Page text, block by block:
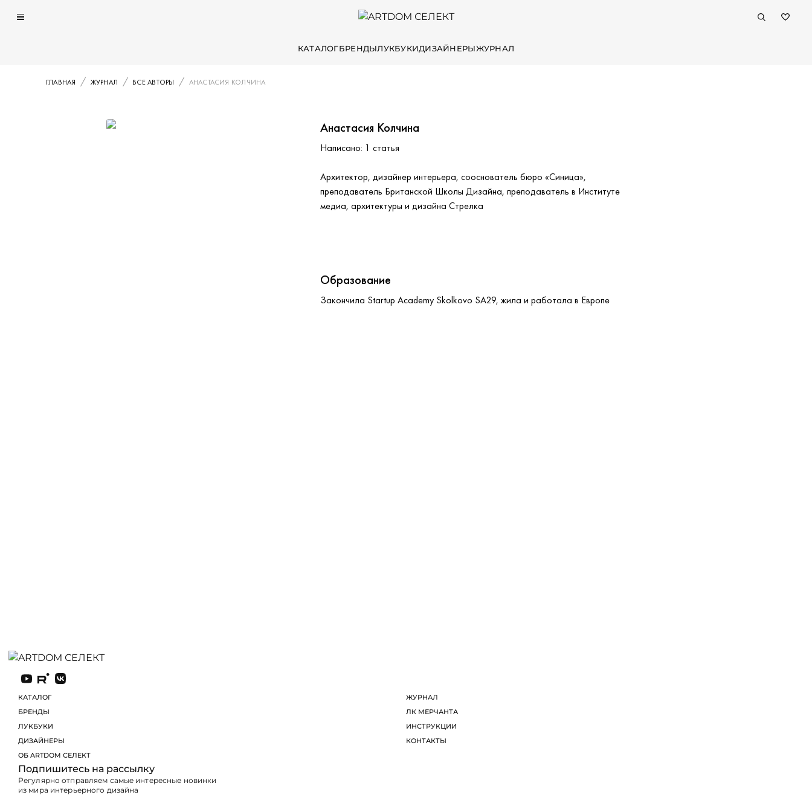
КАТАЛОГБРЕНДЫЛУКБУКИДИЗАЙНЕРЫЖУРНАЛ
ГЛАВНАЯ ЖУРНАЛ ВСЕ АВТОРЫ АНАСТАСИЯ КОЛЧИНА
Анастасия Колчина
Написано: 1 статья
Архитектор, дизайнер интерьера, сооснователь бюро «Синица»,
преподаватель Британской Школы Дизайна, преподаватель в Институте
медиа, архитектуры и дизайна Стрелка
Образование
Закончила Startup Academy Skolkovo SA29, жила и работала в Европе
КАТАЛОГ
БРЕНДЫ
ЛУКБУКИ
ДИЗАЙНЕРЫ
ОБ ARTDOM СЕЛЕКТ
ЖУРНАЛ
ЛК МЕРЧАНТА
ИНСТРУКЦИИ
КОНТАКТЫ
Подпишитесь на рассылку
Регулярно отправляем самые интересные новинки
из мира интерьерного дизайна